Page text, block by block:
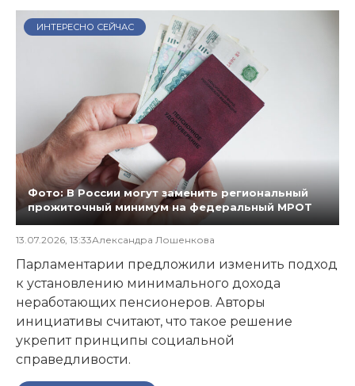
ИНТЕРЕСНО СЕЙЧАС
Фото: В России могут заменить региональный
прожиточный минимум на федеральный МРОТ
13.07.2026, 13:33Александра Лошенкова
Парламентарии предложили изменить подход
к установлению минимального дохода
неработающих пенсионеров. Авторы
инициативы считают, что такое решение
укрепит принципы социальной
справедливости.